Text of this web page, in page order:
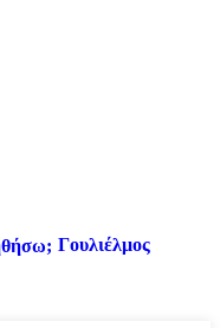
Γουλιέλμος